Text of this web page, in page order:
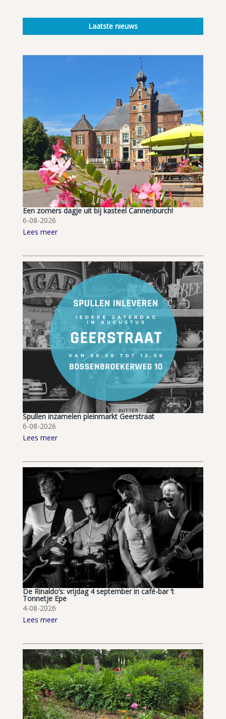
Laatste nieuws
Een zomers dagje uit bij kasteel Cannenburch!
6-08-2026
Lees meer
Spullen inzamelen pleinmarkt Geerstraat
6-08-2026
Lees meer
De Rinaldo’s: vrijdag 4 september in café-bar ’t
Tonnetje Epe
4-08-2026
Lees meer